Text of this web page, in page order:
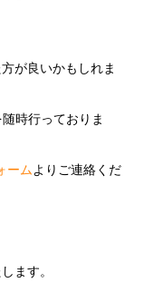
が良いかもしれま
時行っておりま
ームよりご連絡くだ
ます。